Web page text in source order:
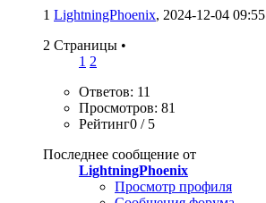
1 LightningPhoenix, 2024-12-04 09:55
2 Страницы •
1 2
Ответов: 11
Просмотров: 81
Рейтинг0 / 5
Последнее сообщение от
LightningPhoenix
Просмотр профиля